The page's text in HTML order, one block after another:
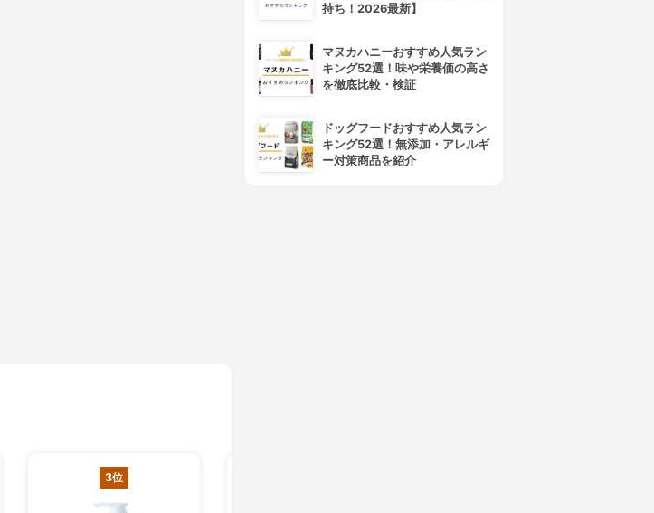
3位
持ち！2026最新】
マヌカハニーおすすめ人気ラン
キング52選！味や栄養価の高さ
を徹底比較・検証
ドッグフードおすすめ人気ラン
キング52選！無添加・アレルギ
ー対策商品を紹介